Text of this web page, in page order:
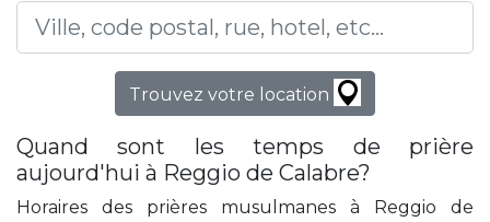
Trouvez votre location
Quand sont les temps de prière
aujourd'hui à Reggio de Calabre?
Horaires des prières musulmanes à Reggio de